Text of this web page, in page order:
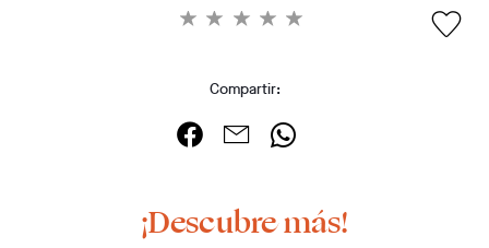
Compartir:
¡Descubre más!